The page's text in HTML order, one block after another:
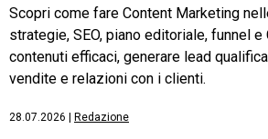
Scopri come fare Content Marketing
strategie, SEO, piano editoriale, funnel e
contenuti efficaci, generare lead
vendite e relazioni con i clienti.
28.07.2026 Redazione